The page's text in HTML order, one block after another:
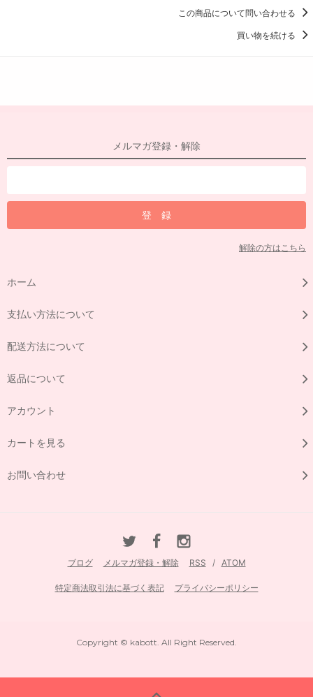
この商品について問い合わせる
買い物を続ける
メルマガ登録・解除
解除の方はこちら
ホーム
支払い方法について
配送方法について
返品について
アカウント
カートを見る
お問い合わせ
ブログ メルマガ登録・解除 RSS / ATOM
特定商法取引法に基づく表記 プライバシーポリシー
Copyright © kabott. All Right Reserved.